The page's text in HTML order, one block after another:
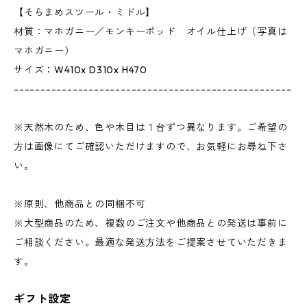
【そらまめスツール・ミドル】
材質：マホガニー／モンキーポッド オイル仕上げ（写真は
マホガニー）
サイズ：W410x D310x H470
----------------------------------------------------
※天然木のため、色や木目は１台ずつ異なります。ご希望の
方は画像にてご確認いただけますので、お気軽にお尋ね下さ
い。
※原則、他商品との同梱不可
※大型商品のため、複数のご注文や他商品との発送は事前に
ご相談ください。最適な発送方法をご提案させていただきま
す。
ギフト設定